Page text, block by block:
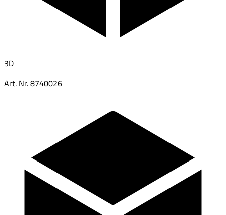
3D
Art. Nr.8740026